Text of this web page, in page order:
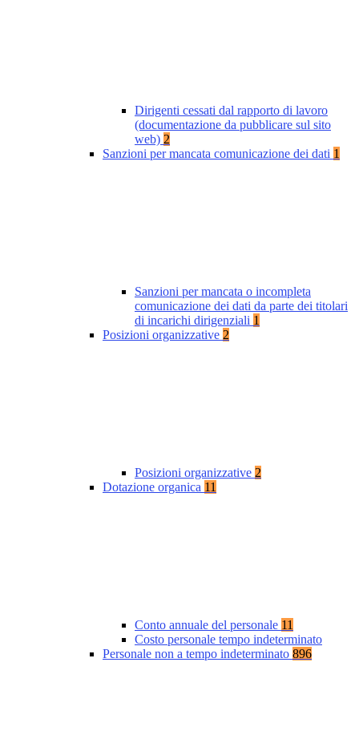
Dirigenti cessati dal rapporto di lavoro
(documentazione da pubblicare sul sito
web) 2
Sanzioni per mancata comunicazione dei dati 1
Sanzioni per mancata o incompleta
comunicazione dei dati da parte dei titolari
di incarichi dirigenziali 1
Posizioni organizzative 2
Posizioni organizzative 2
Dotazione organica 11
Conto annuale del personale 11
Costo personale tempo indeterminato
Personale non a tempo indeterminato 896